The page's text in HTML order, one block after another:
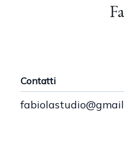
Contatti